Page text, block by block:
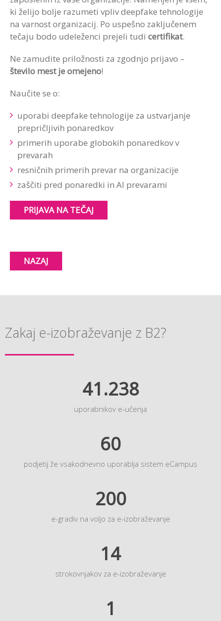
ki želijo bolje razumeti vpliv deepfake tehnologije
na varnost organizacij. Po uspešno zaključenem
tečaju bodo udeleženci prejeli tudi certifikat.
Ne zamudite priložnosti za zgodnjo prijavo –
število mest je omejeno!
Naučite se o:
uporabi deepfake tehnologije za ustvarjanje
prepričljivih ponaredkov
primerih uporabe globokih ponaredkov v
prevarah
resničnih primerih prevar na organizacije
zaščiti pred ponaredki in AI prevarami
PRIJAVA NA TEČAJ
NAZAJ
Zakaj e-izobraževanje z B2?
41.238
uporabnikov e-učenja
60
podjetij že vsakodnevno uporablja sistem eCampus
200
e-gradiv na voljo za e-izobraževanje
14
strokovnjakov za e-izobraževanje
1